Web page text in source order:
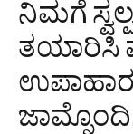
ನಿಮಗೆ
ತಯಾರಿಸಿ